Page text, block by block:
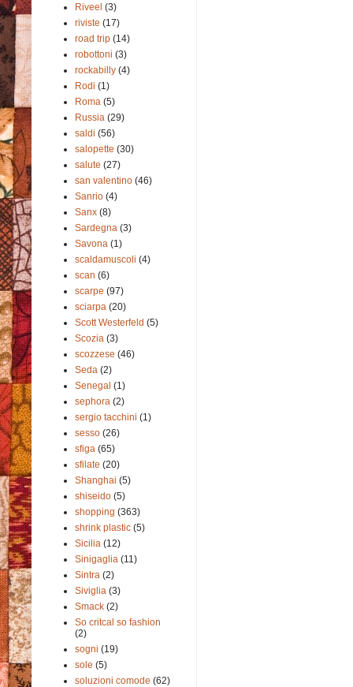
Riveel (3)
riviste (17)
road trip (14)
robottoni (3)
rockabilly (4)
Rodi (1)
Roma (5)
Russia (29)
saldi (56)
salopette (30)
salute (27)
san valentino (46)
Sanrio (4)
Sanx (8)
Sardegna (3)
Savona (1)
scaldamuscoli (4)
scan (6)
scarpe (97)
sciarpa (20)
Scott Westerfeld (5)
Scozia (3)
scozzese (46)
Seda (2)
Senegal (1)
sephora (2)
sergio tacchini (1)
sesso (26)
sfiga (65)
sfilate (20)
Shanghai (5)
shiseido (5)
shopping (363)
shrink plastic (5)
Sicilia (12)
Sinigaglia (11)
Sintra (2)
Siviglia (3)
Smack (2)
So critcal so fashion
(2)
sogni (19)
sole (5)
soluzioni comode (62)